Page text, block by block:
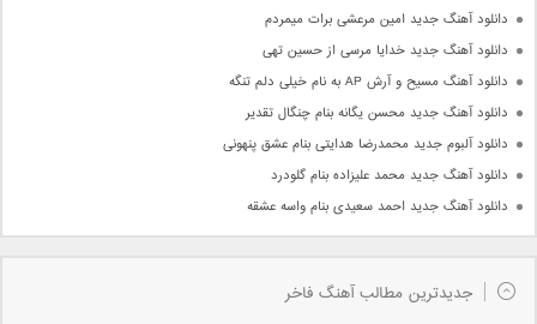
دانلود آهنگ جدید امین مرعشی برات میمردم
دانلود آهنگ جدید خدایا مرسی از حسین تهی
دانلود آهنگ مسیح و آرش AP به نام خیلی دلم تنگه
دانلود آهنگ جدید محسن یگانه بنام چنگال تقدیر
دانلود آلبوم جدید محمدرضا هدایتی بنام عشق پنهونی
دانلود آهنگ جدید محمد علیزاده بنام گلودرد
دانلود آهنگ جدید احمد سعیدی بنام واسه عشقه
جدیدترین مطالب آهنگ فاخر